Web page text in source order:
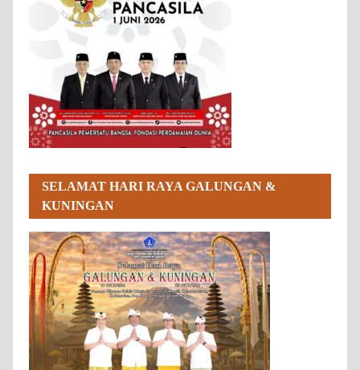
SELAMAT HARI RAYA GALUNGAN &
KUNINGAN